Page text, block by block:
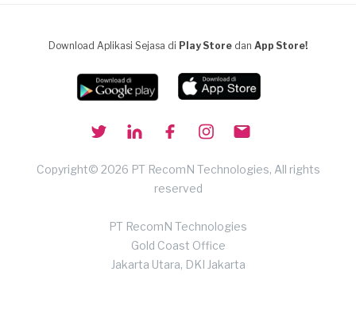
Download Aplikasi Sejasa di Play Store dan App Store!
Copyright© 2026 PT RecomN Technologies, All rights
reserved
PT RecomN Technologies
Gold Coast Office
Jakarta Utara, DKI Jakarta